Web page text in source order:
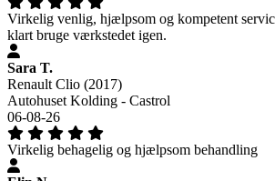
Virkelig venlig, hjælpsom og kompetent
klart bruge værkstedet igen.
Sara T.
Renault Clio (2017)
Autohuset Kolding - Castrol
06-08-26
Virkelig behagelig og hjælpsom behandling